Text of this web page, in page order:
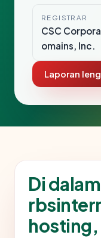
REGISTRAR
CSC
omains, Inc.
Laporan
Di dalam
hosting,